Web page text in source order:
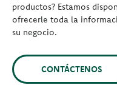
productos? Estamos
ofrecerle toda la
su negocio.
CONTÁCTENOS